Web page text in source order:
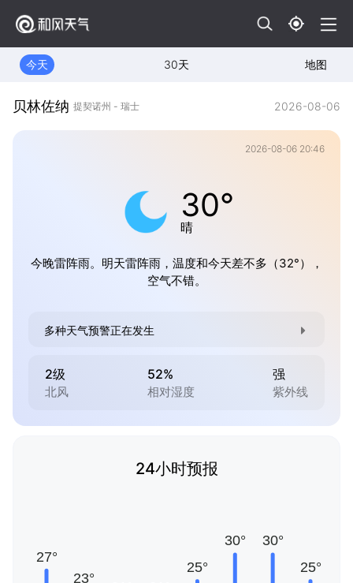
今天 30天 地图
贝林佐纳 提契诺州 - 瑞士 2026-08-06
2026-08-06 20:46
30°
晴
今晚雷阵雨。明天雷阵雨，温度和今天差不多（32°），
空气不错。
多种天气预警正在发生
2级
北风
52%
相对湿度
强
紫外线
24小时预报